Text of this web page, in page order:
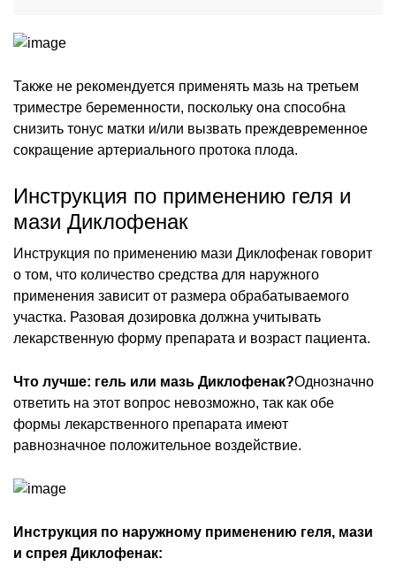
Также не рекомендуется применять мазь на третьем
триместре беременности, поскольку она способна
снизить тонус матки и/или вызвать преждевременное
сокращение артериального протока плода.
Инструкция по применению геля и
мази Диклофенак
Инструкция по применению мази Диклофенак говорит
о том, что количество средства для наружного
применения зависит от размера обрабатываемого
участка. Разовая дозировка должна учитывать
лекарственную форму препарата и возраст пациента.
Что лучше: гель или мазь Диклофенак?Однозначно
ответить на этот вопрос невозможно, так как обе
формы лекарственного препарата имеют
равнозначное положительное воздействие.
Инструкция по наружному применению геля, мази
и спрея Диклофенак: